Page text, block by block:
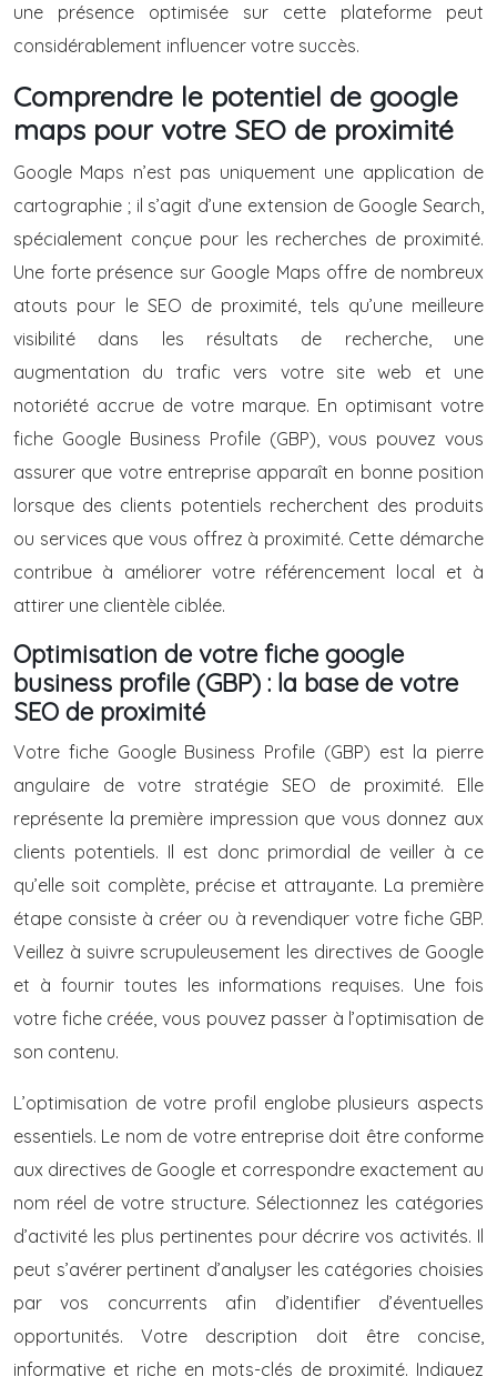
une présence optimisée sur cette plateforme peut
considérablement influencer votre succès.
Comprendre le potentiel de google
maps pour votre SEO de proximité
Google Maps n’est pas uniquement une application de
cartographie ; il s’agit d’une extension de Google Search,
spécialement conçue pour les recherches de proximité.
Une forte présence sur Google Maps offre de nombreux
atouts pour le SEO de proximité, tels qu’une meilleure
visibilité dans les résultats de recherche, une
augmentation du trafic vers votre site web et une
notoriété accrue de votre marque. En optimisant votre
fiche Google Business Profile (GBP), vous pouvez vous
assurer que votre entreprise apparaît en bonne position
lorsque des clients potentiels recherchent des produits
ou services que vous offrez à proximité. Cette démarche
contribue à améliorer votre référencement local et à
attirer une clientèle ciblée.
Optimisation de votre fiche google
business profile (GBP) : la base de votre
SEO de proximité
Votre fiche Google Business Profile (GBP) est la pierre
angulaire de votre stratégie SEO de proximité. Elle
représente la première impression que vous donnez aux
clients potentiels. Il est donc primordial de veiller à ce
qu’elle soit complète, précise et attrayante. La première
étape consiste à créer ou à revendiquer votre fiche GBP.
Veillez à suivre scrupuleusement les directives de Google
et à fournir toutes les informations requises. Une fois
votre fiche créée, vous pouvez passer à l’optimisation de
son contenu.
L’optimisation de votre profil englobe plusieurs aspects
essentiels. Le nom de votre entreprise doit être conforme
aux directives de Google et correspondre exactement au
nom réel de votre structure. Sélectionnez les catégories
d’activité les plus pertinentes pour décrire vos activités. Il
peut s’avérer pertinent d’analyser les catégories choisies
par vos concurrents afin d’identifier d’éventuelles
opportunités. Votre description doit être concise,
informative et riche en mots-clés de proximité. Indiquez